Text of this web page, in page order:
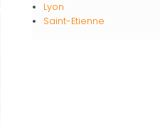
Lyon
Saint-Etienne